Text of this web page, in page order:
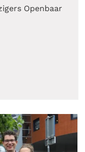
Openbaar